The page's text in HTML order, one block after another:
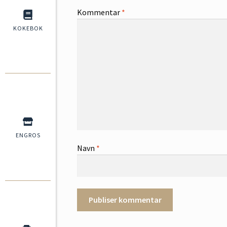
KOKEBOK
ENGROS
Kommentar *
Navn *